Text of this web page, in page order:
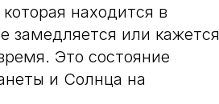
находится в
замедляется или кажется
Это состояние
и Солнца на